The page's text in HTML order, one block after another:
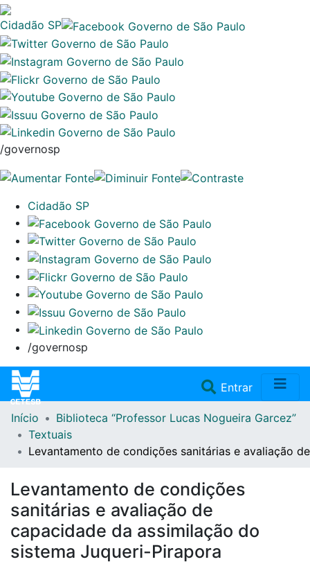
Cidadão SP
/governosp
Cidadão SP
/governosp
Entrar(current)
Home
Repositório
Doações/Aquisições
Início
Biblioteca “Professor Lucas Nogueira Garcez”
Textuais
Levantamento de condições sanitárias e avaliação
Levantamento de condições
sanitárias e avaliação de
capacidade da assimilação do
sistema Juqueri-Pirapora